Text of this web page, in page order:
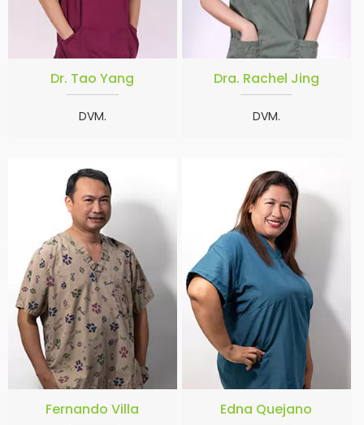
Dr. Tao Yang
DVM.
Dra. Rachel Jing
DVM.
Fernando Villa Edna Quejano